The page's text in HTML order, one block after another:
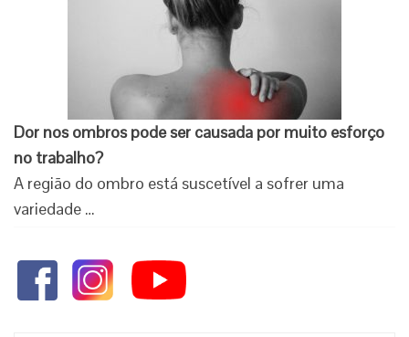
Dor nos ombros pode ser causada por muito esforço
no trabalho?
A região do ombro está suscetível a sofrer uma
variedade …